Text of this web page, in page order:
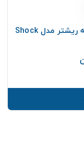
دستگاه فشارخون عقربه ای ضد ضربه ریشتر مدل Shock